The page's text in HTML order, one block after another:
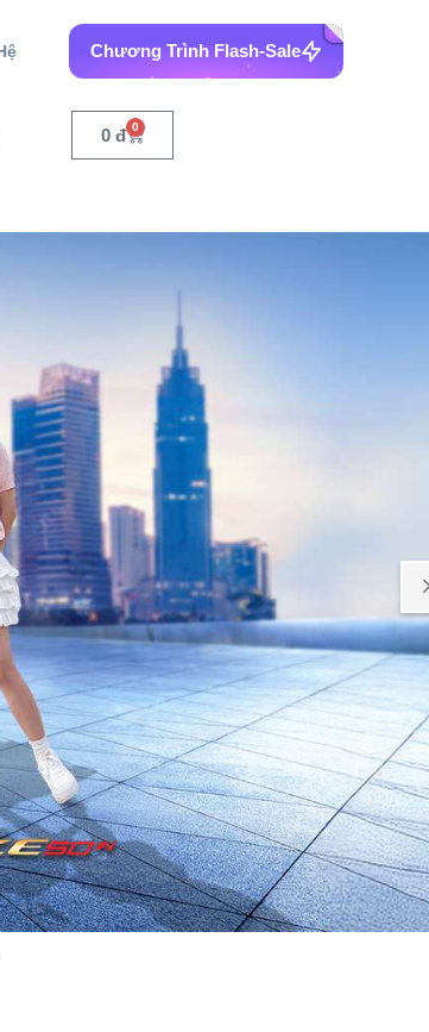
Chương Trình Flash-Sale
0 đ 0